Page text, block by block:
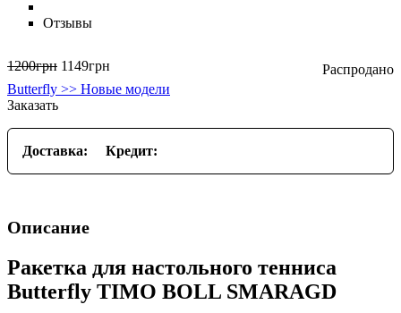
Отзывы
1200грн 1149грн
Butterfly >> Новые модели
Заказать
Доставка: Кредит:
Описание
Ракетка для настольного тенниса
Butterfly TIMO BOLL SMARAGD